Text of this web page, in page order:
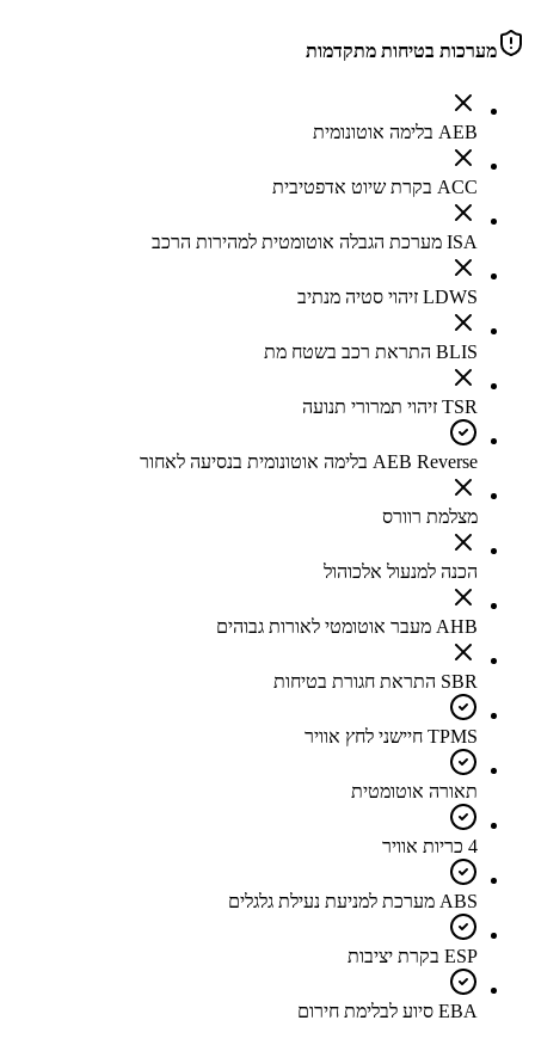
מערכות בטיחות מתקדמות
AEB בלימה אוטונומית
ACC בקרת שיוט אדפטיבית
ISA מערכת הגבלה אוטומטית למהירות הרכב
LDWS זיהוי סטיה מנתיב
BLIS התראת רכב בשטח מת
TSR זיהוי תמרורי תנועה
AEB Reverse בלימה אוטונומית בנסיעה לאחור
מצלמת רוורס
הכנה למנעול אלכוהול
AHB מעבר אוטומטי לאורות גבוהים
SBR התראת חגורת בטיחות
TPMS חיישני לחץ אוויר
תאורה אוטומטית
4 כריות אוויר
ABS מערכת למניעת נעילת גלגלים
ESP בקרת יציבות
EBA סיוע לבלימת חירום